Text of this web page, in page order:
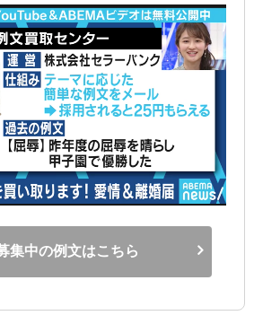
集中の例文はこちら